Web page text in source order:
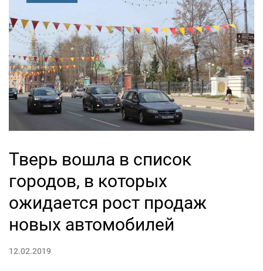
Тверь вошла в список
городов, в которых
ожидается рост продаж
новых автомобилей
12.02.2019